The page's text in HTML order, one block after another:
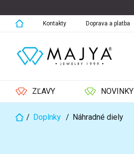
na
obsah
Kontakty Doprava a platba
ZĽAVY NOVINKY
Domov
/ Doplnky / Náhradné diely